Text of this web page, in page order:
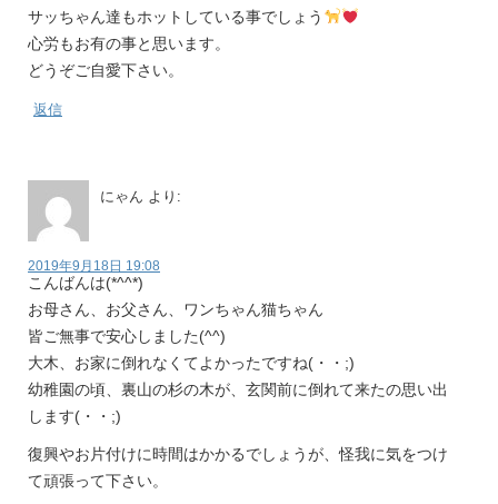
サッちゃん達もホットしている事でしょう
心労もお有の事と思います。
どうぞご自愛下さい。
返信
にゃん より:
2019年9月18日 19:08
こんばんは(*^^*)
お母さん、お父さん、ワンちゃん猫ちゃん
皆ご無事で安心しました(^^)
大木、お家に倒れなくてよかったですね(・・;)
幼稚園の頃、裏山の杉の木が、玄関前に倒れて来たの思い出
します(・・;)
復興やお片付けに時間はかかるでしょうが、怪我に気をつけ
て頑張って下さい。